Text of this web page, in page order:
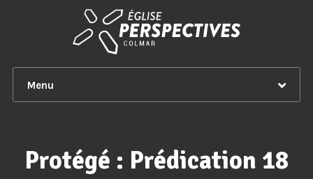
Menu
Protégé : Prédication 18